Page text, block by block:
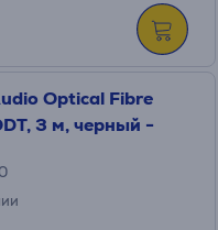
Optical Fibre
3 м, черный -